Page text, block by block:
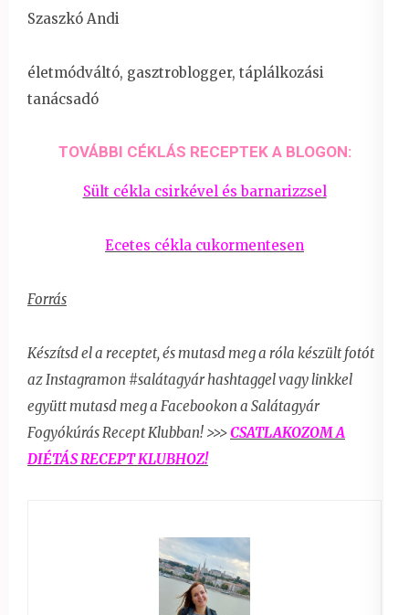
Szaszkó Andi
életmódváltó, gasztroblogger, táplálkozási
tanácsadó
TOVÁBBI CÉKLÁS RECEPTEK A BLOGON:
Sült cékla csirkével és barnarizzsel
Ecetes cékla cukormentesen
Forrás
Készítsd el a receptet, és mutasd meg a róla készült fotót
az Instagramon #salátagyár hashtaggel vagy linkkel
együtt mutasd meg a Facebookon a Salátagyár
Fogyókúrás Recept Klubban! >>>CSATLAKOZOMA
DIÉTÁS RECEPT KLUBHOZ!